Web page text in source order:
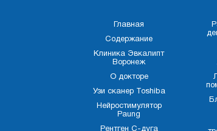
Главная
Содержание
Клиника Эвкалипт
Воронеж
О докторе
Узи сканер Toshiba
Нейростимулятор
Paung
Рентген С-дуга